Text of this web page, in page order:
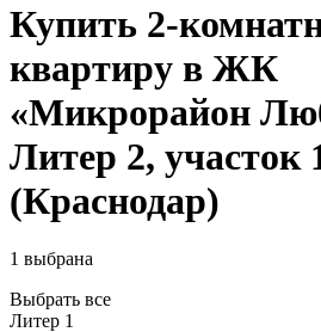
Купить 2-
квартиру в ЖК
«Микрорайон
Литер 2, участок
(Краснодар)
1 выбрана
Выбрать все
Литер 1